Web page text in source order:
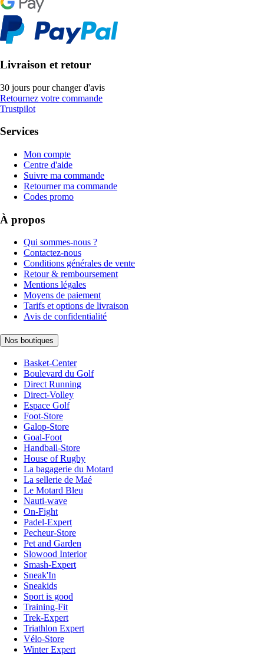
Livraison et retour
30 jours pour changer d'avis
Retournez votre commande
Trustpilot
Services
Mon compte
Centre d'aide
Suivre ma commande
Retourner ma commande
Codes promo
À propos
Qui sommes-nous ?
Contactez-nous
Conditions générales de vente
Retour & remboursement
Mentions légales
Moyens de paiement
Tarifs et options de livraison
Avis de confidentialité
Nos boutiques
Basket-Center
Boulevard du Golf
Direct Running
Direct-Volley
Espace Golf
Foot-Store
Galop-Store
Goal-Foot
Handball-Store
House of Rugby
La bagagerie du Motard
La sellerie de Maé
Le Motard Bleu
Nauti-wave
On-Fight
Padel-Expert
Pecheur-Store
Pet and Garden
Slowood Interior
Smash-Expert
Sneak'In
Sneakids
Sport is good
Training-Fit
Trek-Expert
Triathlon Expert
Vélo-Store
Winter Expert